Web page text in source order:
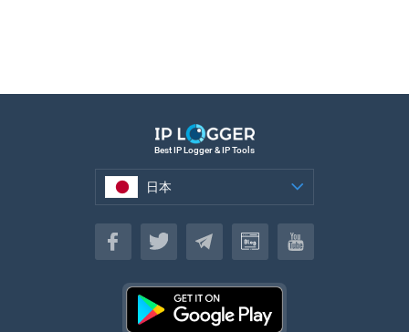
Best IP Logger & IP Tools
日本
日本